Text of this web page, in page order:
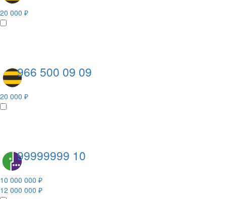
20 000 ₽
966 500 09 09
20 000 ₽
99999999 10
10 000 000 ₽
12 000 000 ₽